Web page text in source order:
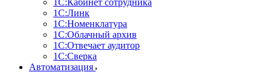
1С:Кабинет сотрудника
1С:Линк
1С:Номенклатура
1С:Облачный архив
1С:Отвечает аудитор
1С:Сверка
Автоматизация